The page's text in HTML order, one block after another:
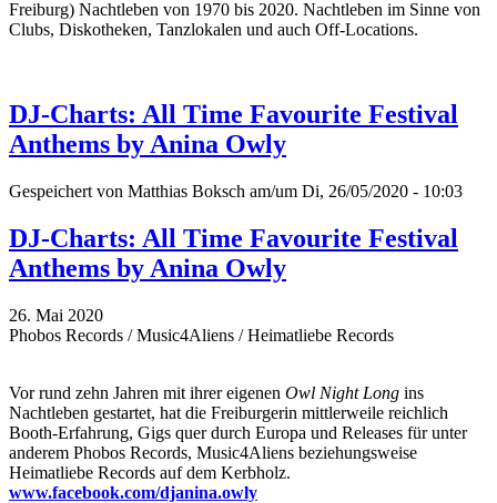
Freiburg) Nachtleben von 1970 bis 2020. Nachtleben im Sinne von
Clubs, Diskotheken, Tanzlokalen und auch Off-Locations.
DJ-Charts: All Time Favourite Festival
Anthems by Anina Owly
Gespeichert von Matthias Boksch am/um Di, 26/05/2020 - 10:03
DJ-Charts: All Time Favourite Festival
Anthems by Anina Owly
26. Mai 2020
Phobos Records / Music4Aliens / Heimatliebe Records
Vor rund zehn Jahren mit ihrer eigenen Owl Night Long ins
Nachtleben gestartet, hat die Freiburgerin mittlerweile reichlich
Booth-Erfahrung, Gigs quer durch Europa und Releases für unter
anderem Phobos Records, Music4Aliens beziehungsweise
Heimatliebe Records auf dem Kerbholz.
www.facebook.com/djanina.owly